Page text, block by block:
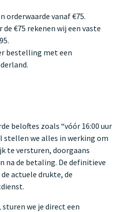
orderwaarde vanaf €75.
€75 rekenen wij een vaste
bestelling met een
beloftes zoals “vóór 16:00 uur
stellen we alles in werking om
te versturen, doorgaans
na de betaling. De definitieve
actuele drukte, de
we je direct een